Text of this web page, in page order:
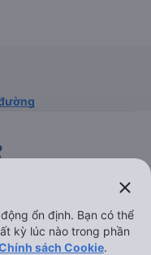
keyboard_arrow_down
close
ổn định. Bạn có thể
kỳ lúc nào trong phần
sách Cookie.